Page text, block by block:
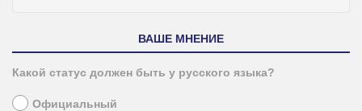
ВАШЕ МНЕНИЕ
Какой статус должен быть у русского языка?
Официальный